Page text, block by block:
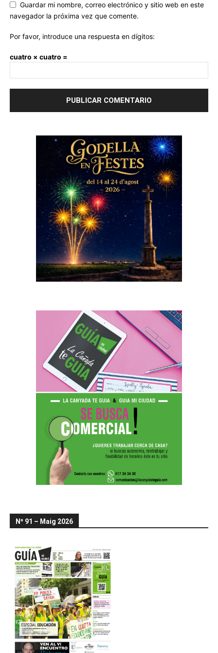
Guardar mi nombre, correo electrónico y sitio web en este
navegador la próxima vez que comente.
Por favor, introduce una respuesta en dígitos:
cuatro × cuatro =
Nº 91 – Maig 2026